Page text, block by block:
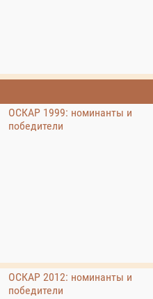
ОСКАР 1999: номинанты и
победители
ОСКАР 2012: номинанты и
победители